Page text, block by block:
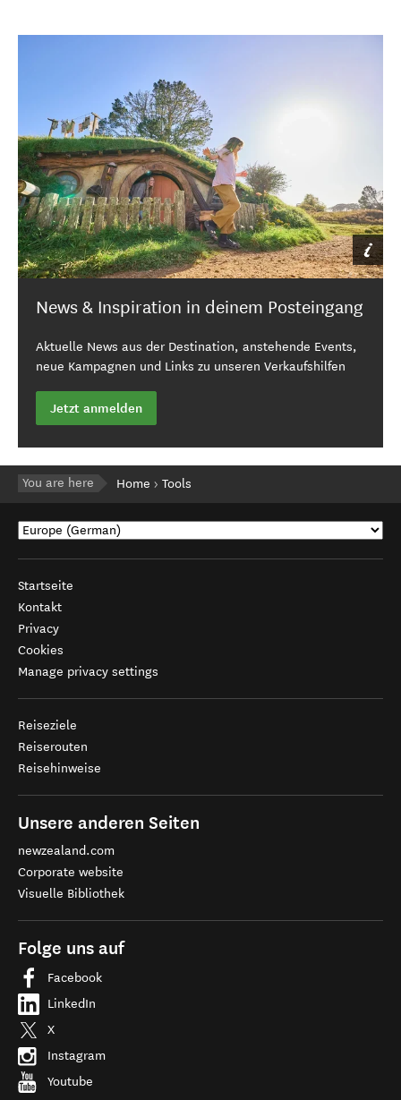
News & Inspiration in deinem Posteingang
Aktuelle News aus der Destination, anstehende Events,
neue Kampagnen und Links zu unseren Verkaufshilfen
Jetzt anmelden
You are here Home Tools
Startseite
Kontakt
Privacy
Cookies
Manage privacy settings
Reiseziele
Reiserouten
Reisehinweise
Unsere anderen Seiten
newzealand.com
Corporate website
Visuelle Bibliothek
Folge uns auf
Facebook
LinkedIn
X
Instagram
Youtube